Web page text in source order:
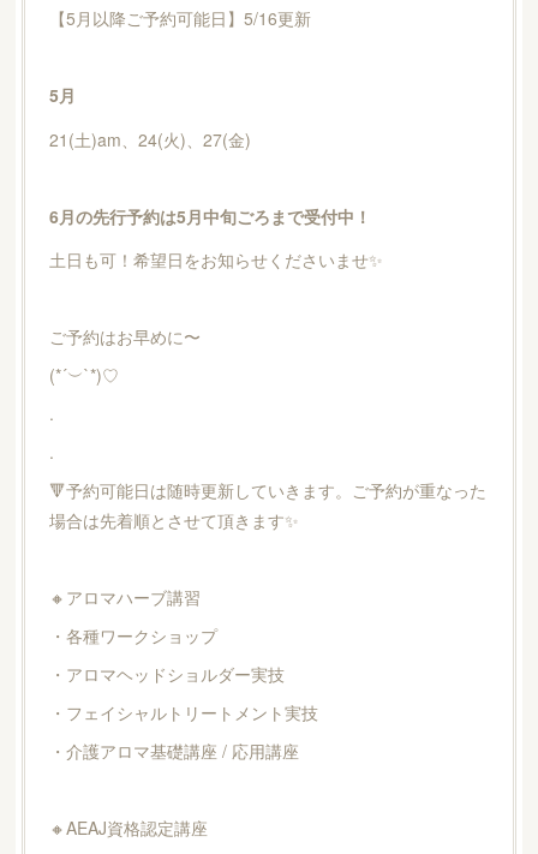
【5月以降ご予約可能日】5/16更新
5月
21(土)am、24(火)、27(金)
6月の先行予約は5月中旬ごろまで受付中！
土日も可！希望日をお知らせくださいませ✨
ご予約はお早めに〜
(*´︶`*)♡
.
.
🔻予約可能日は随時更新していきます。ご予約が重なった
場合は先着順とさせて頂きます✨
🔸アロマハーブ講習
・各種ワークショップ
・アロマヘッドショルダー実技
・フェイシャルトリートメント実技
・介護アロマ基礎講座 / 応用講座
🔸AEAJ資格認定講座